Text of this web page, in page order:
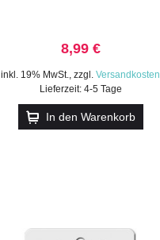
8,99 €
inkl. 19% MwSt.,zzgl.Versandkosten
Lieferzeit: 4-5 Tage
In den Warenkorb